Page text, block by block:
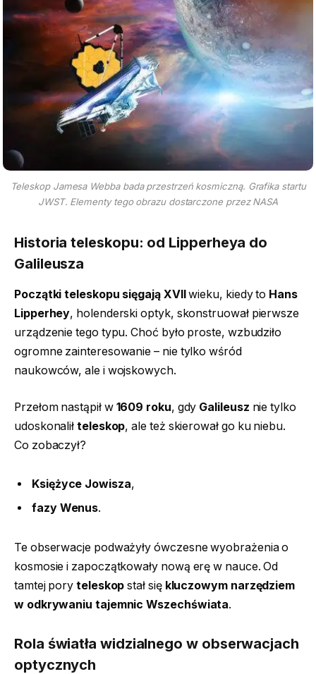
Teleskop Jamesa Webba bada przestrzeń kosmiczną. Grafika startu
JWST. Elementy tego obrazu dostarczone przez NASA
Historia teleskopu: od Lipperheya do
Galileusza
Początki teleskopu sięgają XVIIwieku, kiedy to Hans
Lipperhey, holenderski optyk, skonstruował pierwsze
urządzenie tego typu. Choć było proste, wzbudziło
ogromne zainteresowanie – nie tylko wśród
naukowców, ale i wojskowych.
Przełom nastąpił w 1609 roku, gdy Galileusz nie tylko
udoskonaliłteleskop, ale też skierował go ku niebu.
Co zobaczył?
Księżyce Jowisza,
fazy Wenus.
Te obserwacje podważyły ówczesne wyobrażenia o
kosmosie i zapoczątkowały nową erę w nauce. Od
tamtej poryteleskop stał się kluczowym narzędziem
w odkrywaniu tajemnic Wszechświata.
Rola światła widzialnego w obserwacjach
optycznych